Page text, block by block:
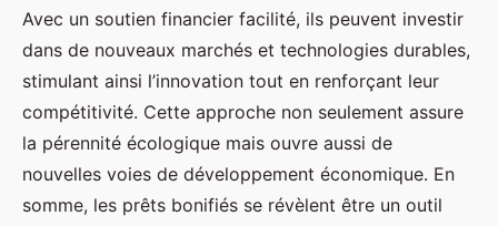
Avec un soutien financier facilité, ils peuvent investir
dans de nouveaux marchés et technologies durables,
stimulant ainsi l’innovation tout en renforçant leur
compétitivité. Cette approche non seulement assure
la pérennité écologique mais ouvre aussi de
nouvelles voies de développement économique. En
somme, les prêts bonifiés se révèlent être un outil